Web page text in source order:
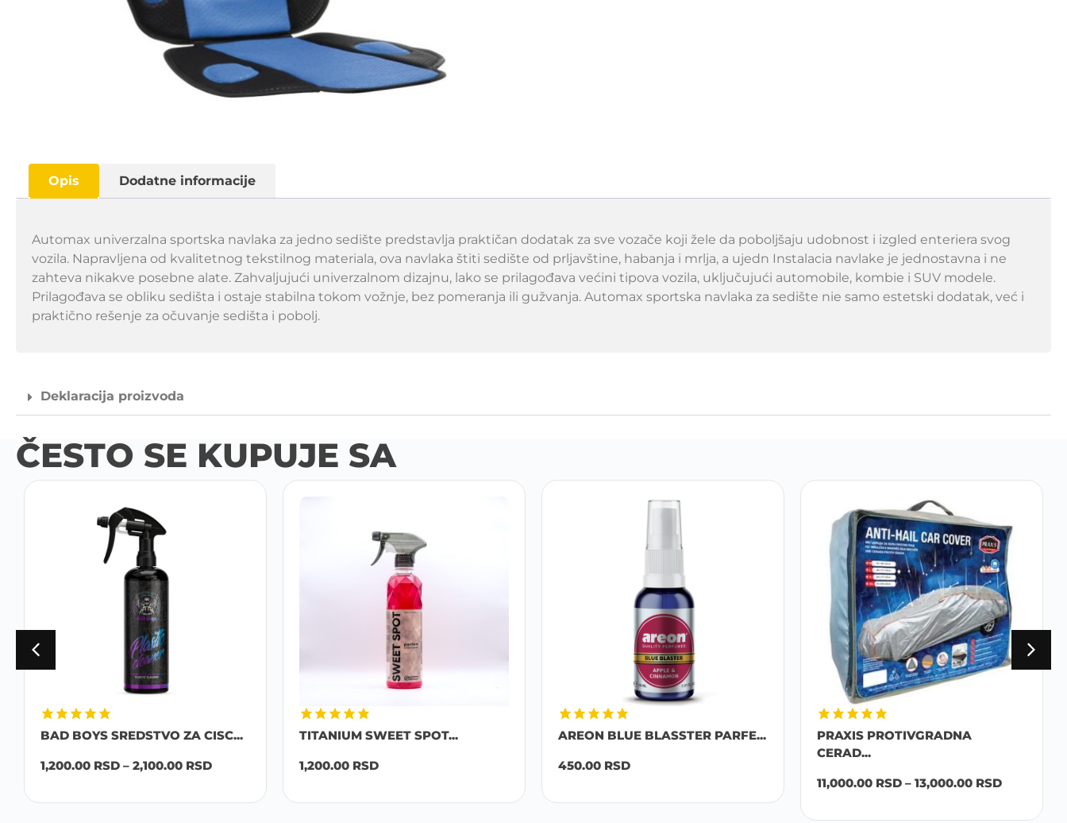
Opis Dodatne informacije
Automax univerzalna sportska navlaka za jedno sedište predstavlja praktičan dodatak za sve vozače koji žele da poboljšaju udobnost i izgled enteriera svog
vozila. Napravljena od kvalitetnog tekstilnog materiala, ova navlaka štiti sedište od prljavštine, habanja i mrlja, a ujedn Instalacia navlake je jednostavna i ne
zahteva nikakve posebne alate. Zahvaljujući univerzalnom dizajnu, lako se prilagođava većini tipova vozila, uključujući automobile, kombie i SUV modele.
Prilagođava se obliku sedišta i ostaje stabilna tokom vožnje, bez pomeranja ili gužvanja. Automax sportska navlaka za sedište nie samo estetski dodatak, već i
praktično rešenje za očuvanje sedišta i pobolj.
Deklaracija proizvoda
ČESTO SE KUPUJE SA
BAD BOYS SREDSTVO ZA CISC...
1,200.00 RSD – 2,100.00 RSD
TITANIUM SWEET SPOT...
1,200.00 RSD
AREON BLUE BLASSTER PARFE...
450.00 RSD
PRAXIS PROTIVGRADNA
CERAD...
11,000.00 RSD – 13,000.00 RSD